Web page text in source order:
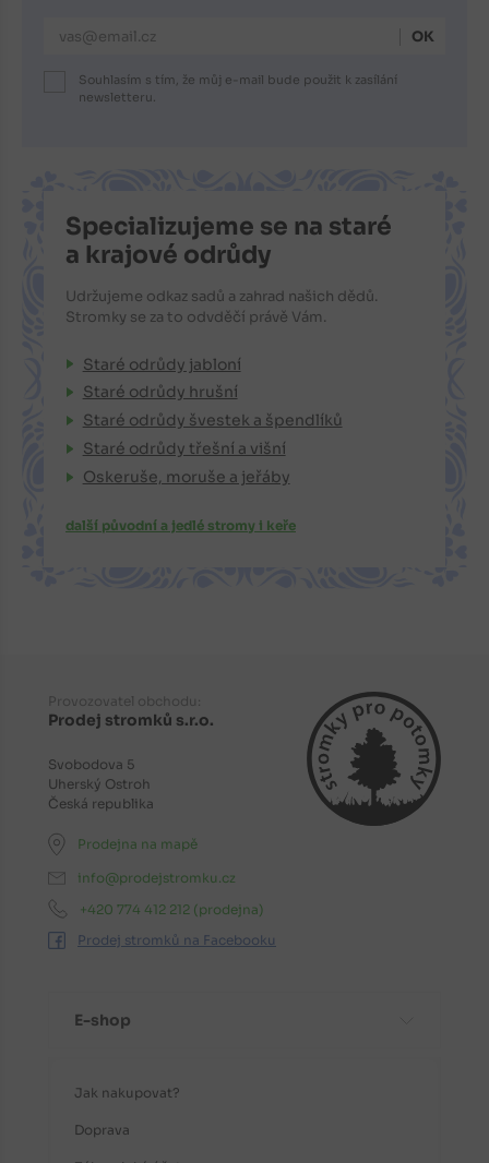
E-mailová adresa
Souhlasím s tím, že můj e-mail bude použit k zasílání
newsletteru.
Specializujeme se na staré
a krajové odrůdy
Udržujeme odkaz sadů a zahrad našich dědů.
Stromky se za to odvděčí právě Vám.
Staré odrůdy jabloní
Staré odrůdy hrušní
Staré odrůdy švestek a špendlíků
Staré odrůdy třešní a višní
Oskeruše, moruše a jeřáby
další původní a jedlé stromy i keře
Provozovatel obchodu:
Prodej stromků s.r.o.
Svobodova 5
Uherský Ostroh
Česká republika
Prodejna na mapě
info@prodejstromku.cz
+420 774 412 212 (prodejna)
Prodej stromků na Facebooku
E-shop
Jak nakupovat?
Doprava